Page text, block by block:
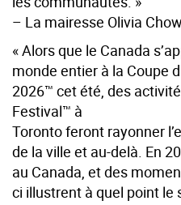
– La mairesse Olivia Chow
« Alors que le Canada
monde entier à la Coupe
2026™ cet été, des
Festival™ à
Toronto feront rayonner
de la ville et au-delà. En
au Canada, et des
ci illustrent à quel point